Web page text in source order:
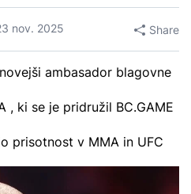
nov. 2025 Share
ambasador blagovne
, ki se je pridružil BC.GAME
prisotnost v MMA in UFC